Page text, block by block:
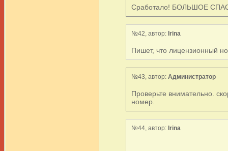
Сработало! БОЛЬШОЕ
№42, автор: Irina
Пишет, что лицензионный
№43, автор: Администратор
Проверьте внимательно.
номер.
№44, автор: Irina